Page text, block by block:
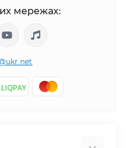
мережах: